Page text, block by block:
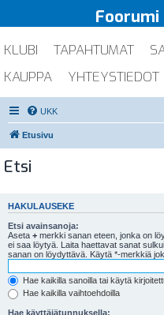
Foorumi
KLUBI TAPAHTUMAT
KAUPPA
YHTEYSTIEDOT
UKK
Etusivu
Etsi
HAKULAUSEKE
Etsi avainsanoja:
Aseta + merkki sanan eteen, jonka on
ei saa löytyä. Laita haettavat sanat
sanan on löydyttävä. Käytä *-merkkiä
Hae kaikilla sanoilla tai käytä
Hae kaikilla vaihtoehdoilla
Hae käyttäjätunnuksella: